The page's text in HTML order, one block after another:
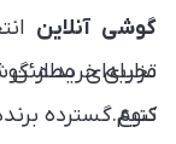
گوشی آنلاین
تجربه‌ای مطمئن
کنیم.
مزایای خرید از
تنوع گسترده